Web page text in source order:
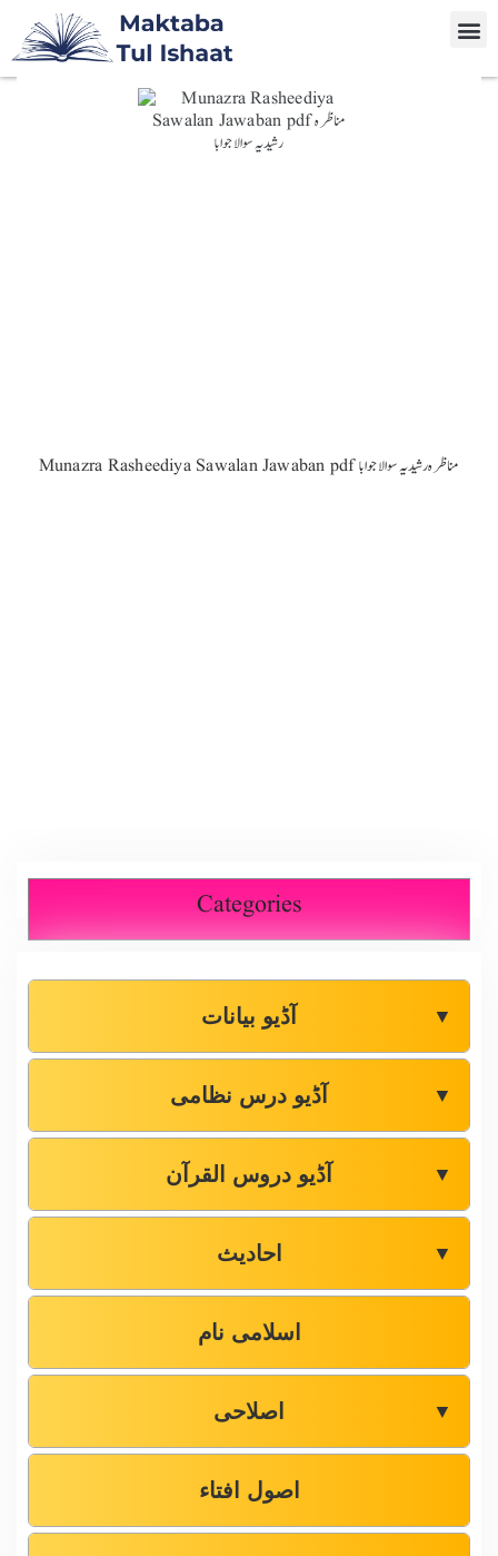
Munazra Rasheediya Sawalan Jawaban pdf مناظرہ رشیدیہ سوالا جوابا
Categories
آڈیو بیانات ▼
آڈیو درس نظامی ▼
آڈیو دروس القرآن ▼
احادیث ▼
اسلامی نام
اصلاحی ▼
اصول افتاء